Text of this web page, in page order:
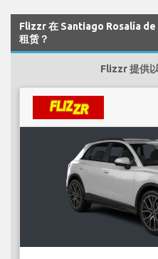
Flizzr 在 Santiago Rosalía de
租赁？
Flizzr 提供